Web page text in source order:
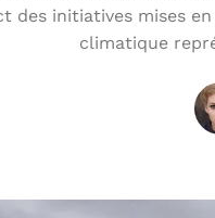
des initiatives mises
climatique